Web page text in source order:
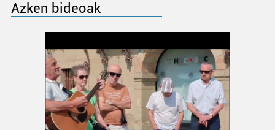
Azken bideoak